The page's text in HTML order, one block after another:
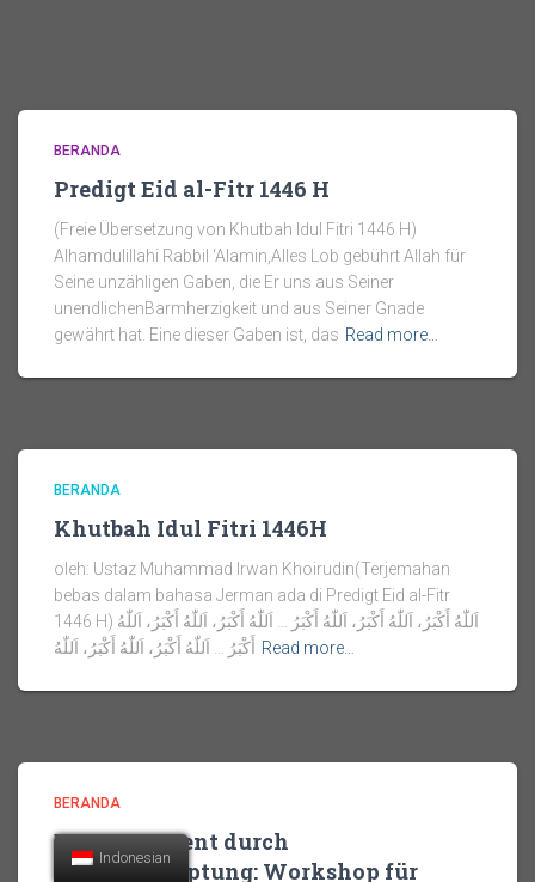
BERANDA
Predigt Eid al-Fitr 1446 H
(Freie Übersetzung von Khutbah Idul Fitri 1446 H)
Alhamdulillahi Rabbil ‘Alamin,Alles Lob gebührt Allah für
Seine unzähligen Gaben, die Er uns aus Seiner
unendlichenBarmherzigkeit und aus Seiner Gnade
gewährt hat. Eine dieser Gaben ist, das Read more…
BERANDA
Khutbah Idul Fitri 1446H
oleh: Ustaz Muhammad Irwan Khoirudin(Terjemahan
bebas dalam bahasa Jerman ada di Predigt Eid al-Fitr
1446 H) اَللّٰهُ أَكْبَرُ، اَللّٰهُ أَكْبَرُ، اَللّٰهُ أَكْبَرُ … اَللّٰهُ أَكْبَرُ، اَللّٰهُ أَكْبَرُ، اَللّٰهُ
أَكْبَرُ … اَللّٰهُ أَكْبَرُ، اَللّٰهُ أَكْبَرُ، اَللّٰهُ Read more…
BERANDA
Empowerment durch
Selbstbehauptung: Workshop für
Indonesian